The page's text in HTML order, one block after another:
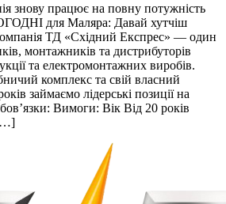
знову працює на повну потужність
для Маляра: Давай хутчіш
ТД «Східний Експрес» — один
монтажників та дистрибуторів
та електромонтажних виробів.
комплекс та свій власний
займаємо лідерські позиції на
Вимоги: Вік Від 20 років